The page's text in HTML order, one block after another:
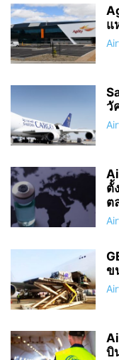
แ
วั
ตั้
ต
ข
บิ